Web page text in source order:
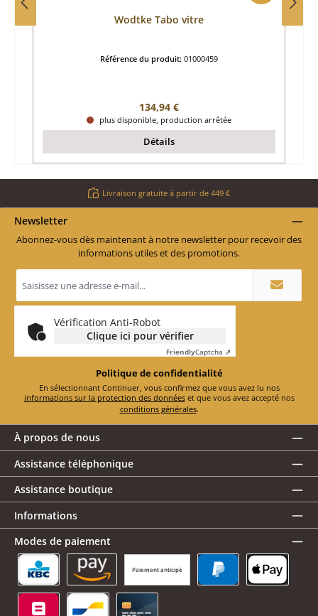
Wodtke Tabo vitre
Référence du produit: 01000459
Prix régulier :
134,94 €
plus disponible, production arrêtée
Détails
Livraison gratuite à partir de 449 €
Newsletter
Abonnez-vous dès maintenant à notre newsletter pour recevoir des
informations utiles et des promotions.
e-
mail
*
Vérification Anti-Robot
Clique ici pour vérifier
FriendlyCaptcha ⇗
Politique de confidentialité
En sélectionnant Continuer, vous confirmez que vous avez lu nos
informations sur la protection des données
et que vous avez accepté nos
conditions générales.
À propos de nous
Assistance téléphonique
Assistance boutique
Informations
Modes de paiement
Paiement anticipé
KBC/CBC Payment Button
Amazon Pay